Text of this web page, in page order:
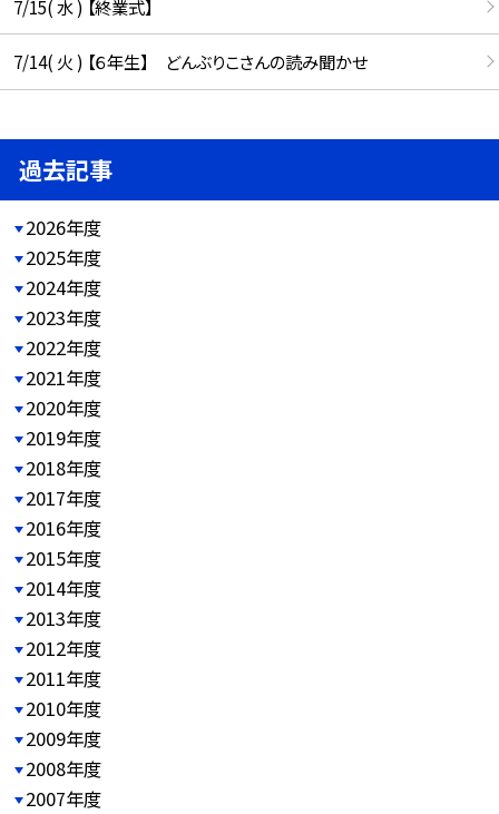
7/15( 水 ) 【終業式】
7/14( 火 ) 【６年生】 どんぶりこさんの読み聞かせ
過去記事
2026年度
2025年度
2024年度
2023年度
2022年度
2021年度
2020年度
2019年度
2018年度
2017年度
2016年度
2015年度
2014年度
2013年度
2012年度
2011年度
2010年度
2009年度
2008年度
2007年度